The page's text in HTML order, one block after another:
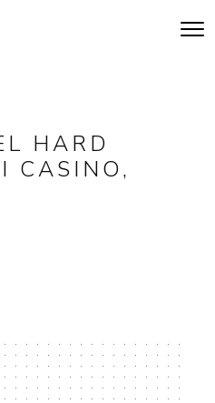
HARD
CASINO,